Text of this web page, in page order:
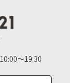
～19:30